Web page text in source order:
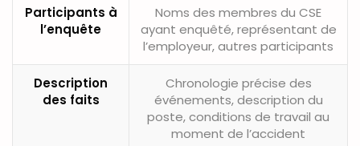
Participants à
l’enquête
Noms des membres du CSE
ayant enquêté, représentant de
l’employeur, autres participants
Description
des faits
Chronologie précise des
événements, description du
poste, conditions de travail au
moment de l’accident